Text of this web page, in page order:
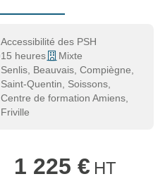
Accessibilité des PSH
15 heures
Mixte
Senlis, Beauvais, Compiègne,
Saint-Quentin, Soissons,
Centre de formation Amiens,
Friville
1 225 € HT